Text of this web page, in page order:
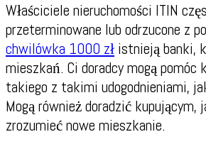
Właściciele nieruchomości ITIN
przeterminowane lub odrzucone z
chwilówka 1000 zł istnieją banki,
mieszkań. Ci doradcy mogą pomóc
takiego z takimi udogodnieniami,
Mogą również doradzić kupującym,
zrozumieć nowe mieszkanie.